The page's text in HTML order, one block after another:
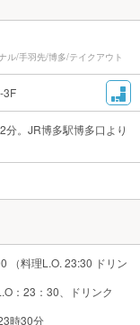
ル/手羽先/博多/テイクアウト
3F
。JR博多駅博多口より
（料理L.O. 23:30 ドリン
：23：30、ドリンク
時30分